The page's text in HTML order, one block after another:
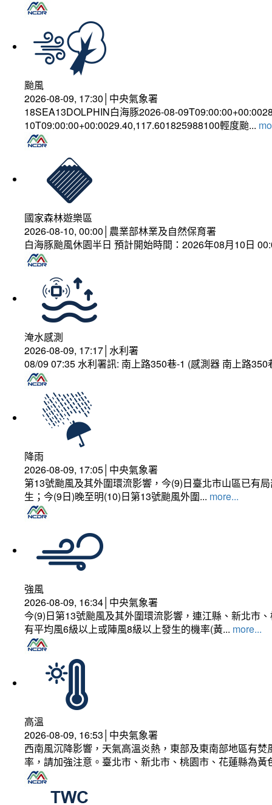
颱風
2026-08-09, 17:30│中央氣象署
18SEA13DOLPHIN白海豚2026-08-
10T09:00:00+00:0029.40,117.601825988100輕度颱...
國家森林遊樂區
2026-08-10, 00:00│農業部林業及自然保育署
白海豚颱風休園半日 預計開始時間：2026年08月10日
淹水感測
2026-08-09, 17:17│水利署
08/09 07:35 水利署訊: 南上路350巷-1 (感測器 南上路
降雨
2026-08-09, 17:05│中央氣象署
第13號颱風及其外圍環流影響，今(9)日臺北市山區已有
生；今(9日)晚至明(10)日第13號颱風外圍... more...
強風
2026-08-09, 16:34│中央氣象署
今(9)日第13號颱風及其外圍環流影響，連江縣、新北市
有平均風6級以上或陣風8級以上發生的機率(黃... more...
高溫
2026-08-09, 16:53│中央氣象署
西南風沉降影響，天氣高溫炎熱，東部及東南部地區有
率，請加強注意。臺北市、新北市、桃園市、花蓮縣為